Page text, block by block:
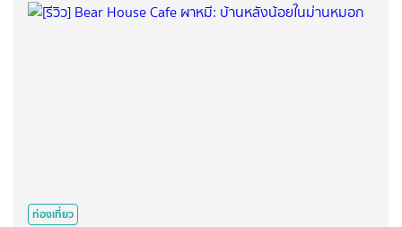
ท่องเที่ยว